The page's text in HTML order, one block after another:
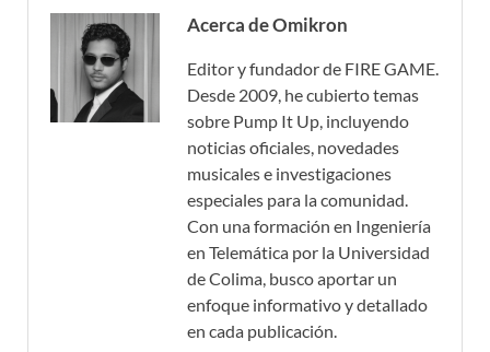
Acerca de Omikron
Editor y fundador de FIRE GAME.
Desde 2009, he cubierto temas
sobre Pump It Up, incluyendo
noticias oficiales, novedades
musicales e investigaciones
especiales para la comunidad.
Con una formación en Ingeniería
en Telemática por la Universidad
de Colima, busco aportar un
enfoque informativo y detallado
en cada publicación.